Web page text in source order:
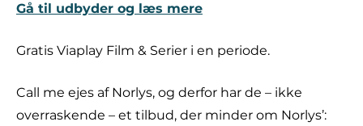
Gå til udbyder og læs mere
Gratis Viaplay Film & Serier i en periode.
Call me ejes af Norlys, og derfor har de – ikke
overraskende – et tilbud, der minder om Norlys’: